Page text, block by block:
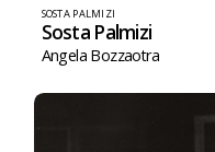
SOSTA PALMIZI
Sosta Palmizi
Angela Bozzaotra